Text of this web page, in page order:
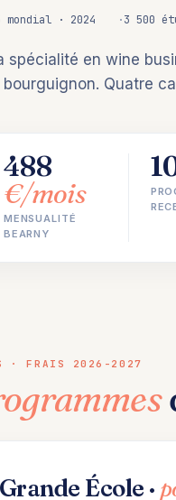
mondial · 2024 3 500
spécialité en wine
Quatre
488
€/mois
MENSUALITÉ
BEARNY
· FRAIS 2026-2027
École ·